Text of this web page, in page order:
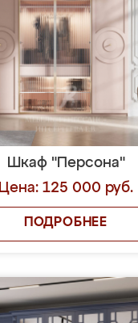
Шкаф "Персона"
Цена: 125 000 руб.
ПОДРОБНЕЕ